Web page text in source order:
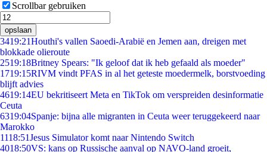
Scrollbar gebruiken
opslaan
3419:21Houthi's vallen Saoedi-Arabië en Jemen aan, dreigen met
blokkade olieroute
2519:18Britney Spears: "Ik geloof dat ik heb gefaald als moeder"
1719:15RIVM vindt PFAS in al het geteste moedermelk, borstvoeding
blijft advies
4619:14EU bekritiseert Meta en TikTok om verspreiden desinformatie
Ceuta
6319:04Spanje: bijna alle migranten in Ceuta weer teruggekeerd naar
Marokko
1118:51Jesus Simulator komt naar Nintendo Switch
4018:50VS: kans op Russische aanval op NAVO-land groeit,